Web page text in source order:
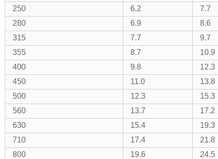
250
6.2
7.7
280
6.9
8.6
315
7.7
9.7
355
8.7
10.9
400
9.8
12.3
450
11.0
13.8
500
12.3
15.3
560
13.7
17.2
630
15.4
19.3
710
17.4
21.8
800
19.6 24.5